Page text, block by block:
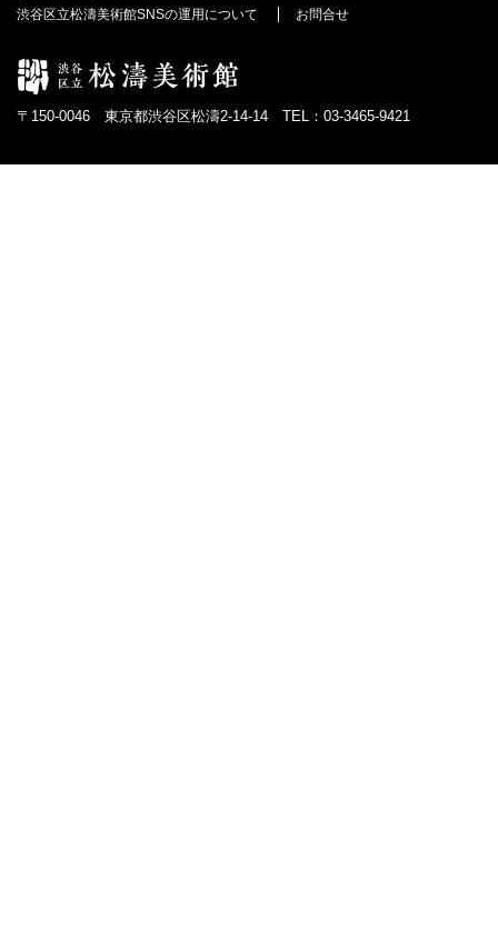
渋谷区立松濤美術館SNSの運用について
お問合せ
〒150-0046 東京都渋谷区松濤2-14-14 TEL：03-3465-9421